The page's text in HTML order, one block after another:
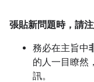
張貼新問題時，請
務必在主旨中
的人一目瞭然
訊。